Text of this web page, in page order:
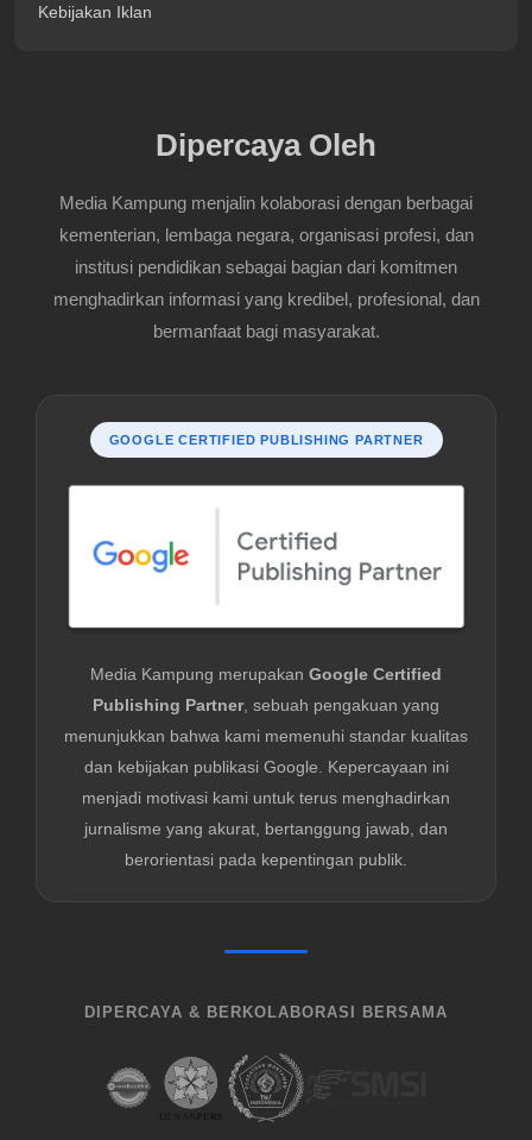
Kebijakan Iklan
Dipercaya Oleh
Media Kampung menjalin kolaborasi dengan berbagai
kementerian, lembaga negara, organisasi profesi, dan
institusi pendidikan sebagai bagian dari komitmen
menghadirkan informasi yang kredibel, profesional, dan
bermanfaat bagi masyarakat.
GOOGLE CERTIFIED PUBLISHING PARTNER
Media Kampung merupakan Google Certified
Publishing Partner, sebuah pengakuan yang
menunjukkan bahwa kami memenuhi standar kualitas
dan kebijakan publikasi Google. Kepercayaan ini
menjadi motivasi kami untuk terus menghadirkan
jurnalisme yang akurat, bertanggung jawab, dan
berorientasi pada kepentingan publik.
DIPERCAYA & BERKOLABORASI BERSAMA